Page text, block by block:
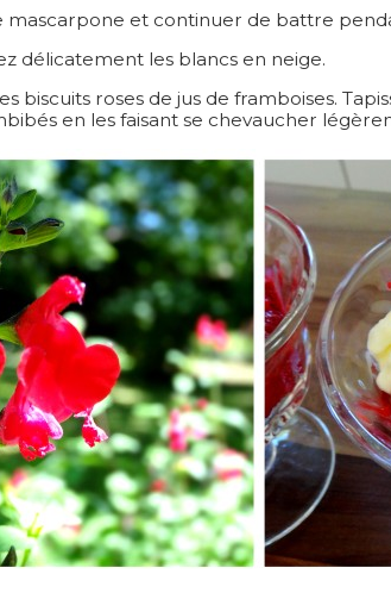
mascarpone et continuer de battre
délicatement les blancs en neige.
biscuits roses de jus de framboises.
en les faisant se chevaucher